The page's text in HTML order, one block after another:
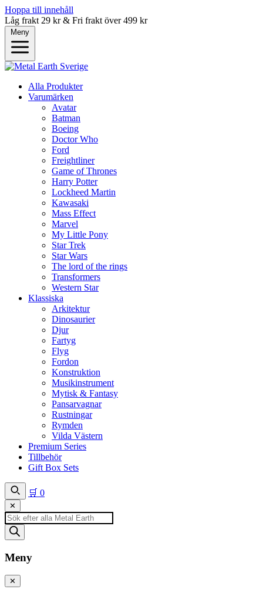
Hoppa till innehåll
Låg frakt 29 kr & Fri frakt över 499 kr
Meny
Alla Produkter
Varumärken
Avatar
Batman
Boeing
Doctor Who
Ford
Freightliner
Game of Thrones
Harry Potter
Lockheed Martin
Kawasaki
Mass Effect
Marvel
My Little Pony
Star Trek
Star Wars
The lord of the rings
Transformers
Western Star
Klassiska
Arkitektur
Dinosaurier
Djur
Fartyg
Flyg
Fordon
Konstruktion
Musikinstrument
Mytisk & Fantasy
Pansarvagnar
Rustningar
Rymden
Vilda Västern
Premium Series
Tillbehör
Gift Box Sets
🛒 0
✕
Produktsökning
Meny
✕